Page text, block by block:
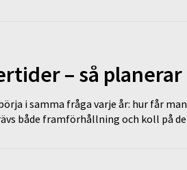
– så
i samma fråga varje år: hur får
både framförhållning och koll på